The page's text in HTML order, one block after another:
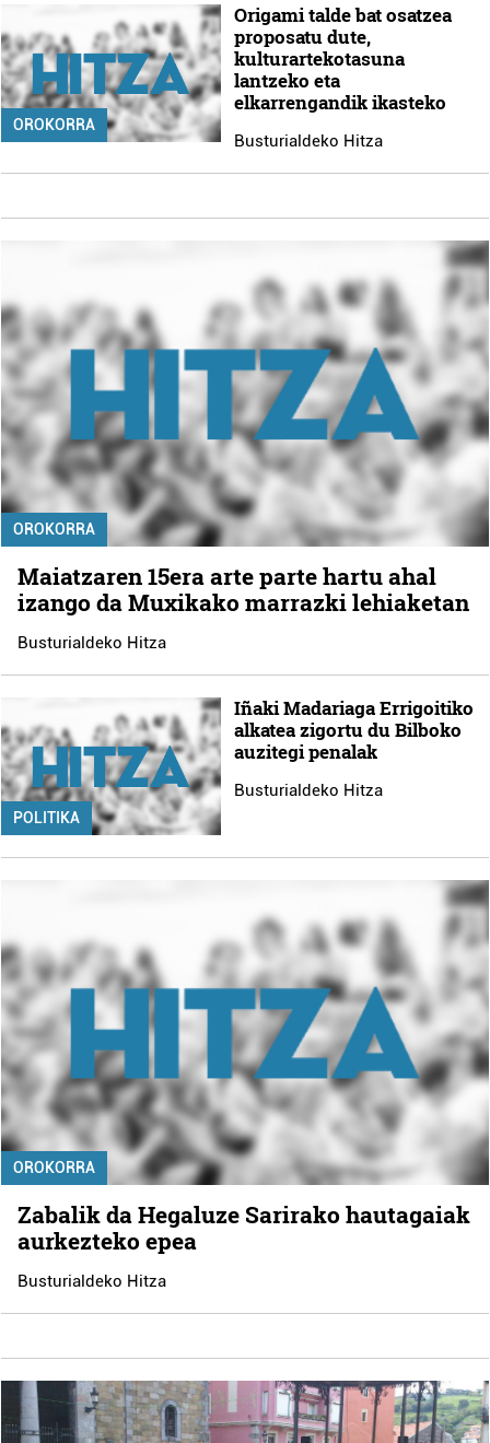
OROKORRA
Origami talde bat osatzea
proposatu dute,
kulturartekotasuna
lantzeko eta
elkarrengandik ikasteko
Busturialdeko Hitza
OROKORRA
Maiatzaren 15era arte parte hartu ahal
izango da Muxikako marrazki lehiaketan
Busturialdeko Hitza
POLITIKA
Iñaki Madariaga Errigoitiko
alkatea zigortu du Bilboko
auzitegi penalak
Busturialdeko Hitza
OROKORRA
Zabalik da Hegaluze Sarirako hautagaiak
aurkezteko epea
Busturialdeko Hitza